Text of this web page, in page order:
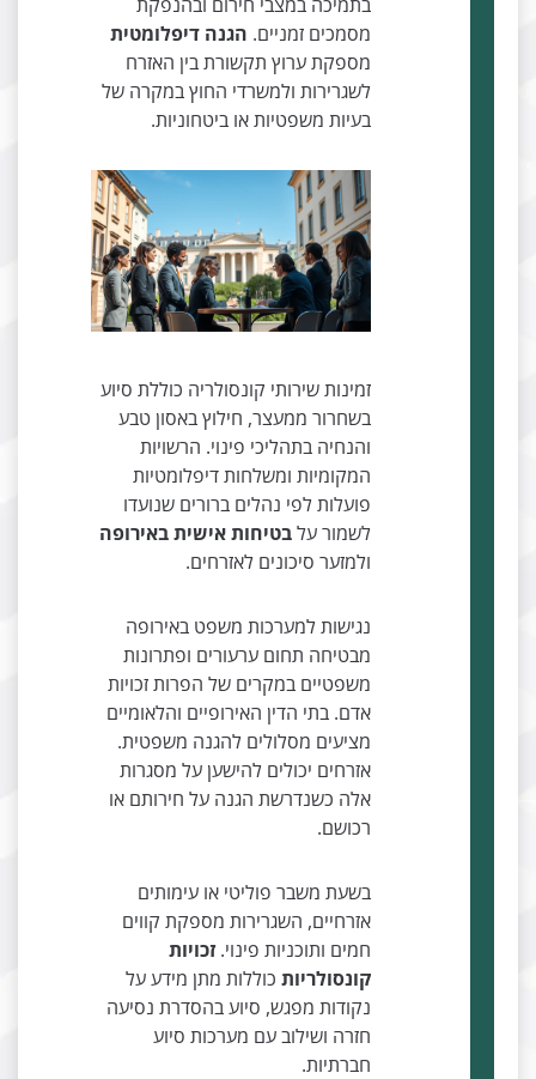
מסמכים זמניים.הגנה דיפלומטית
מספקת ערוץ תקשורת בין האזרח
לשגרירות ולמשרדי החוץ במקרה של
בעיות משפטיות או ביטחוניות.
זמינות שירותי קונסולריה כוללת סיוע
בשחרור ממעצר, חילוץ באסון טבע
והנחיה בתהליכי פינוי. הרשויות
המקומיות ומשלחות דיפלומטיות
פועלות לפי נהלים ברורים שנועדו
לשמור עלבטיחות אישית באירופה
ולמזער סיכונים לאזרחים.
נגישות למערכות משפט באירופה
מבטיחה תחום ערעורים ופתרונות
משפטיים במקרים של הפרות זכויות
אדם. בתי הדין האירופיים והלאומיים
מציעים מסלולים להגנה משפטית.
אזרחים יכולים להישען על מסגרות
אלה כשנדרשת הגנה על חירותם או
בשעת משבר פוליטי או עימותים
אזרחיים, השגרירות מספקת קווים
חמים ותוכניות פינוי.זכויות
קונסולריותכוללות מתן מידע על
נקודות מפגש, סיוע בהסדרת נסיעה
חזרה ושילוב עם מערכות סיוע
חברתיות.